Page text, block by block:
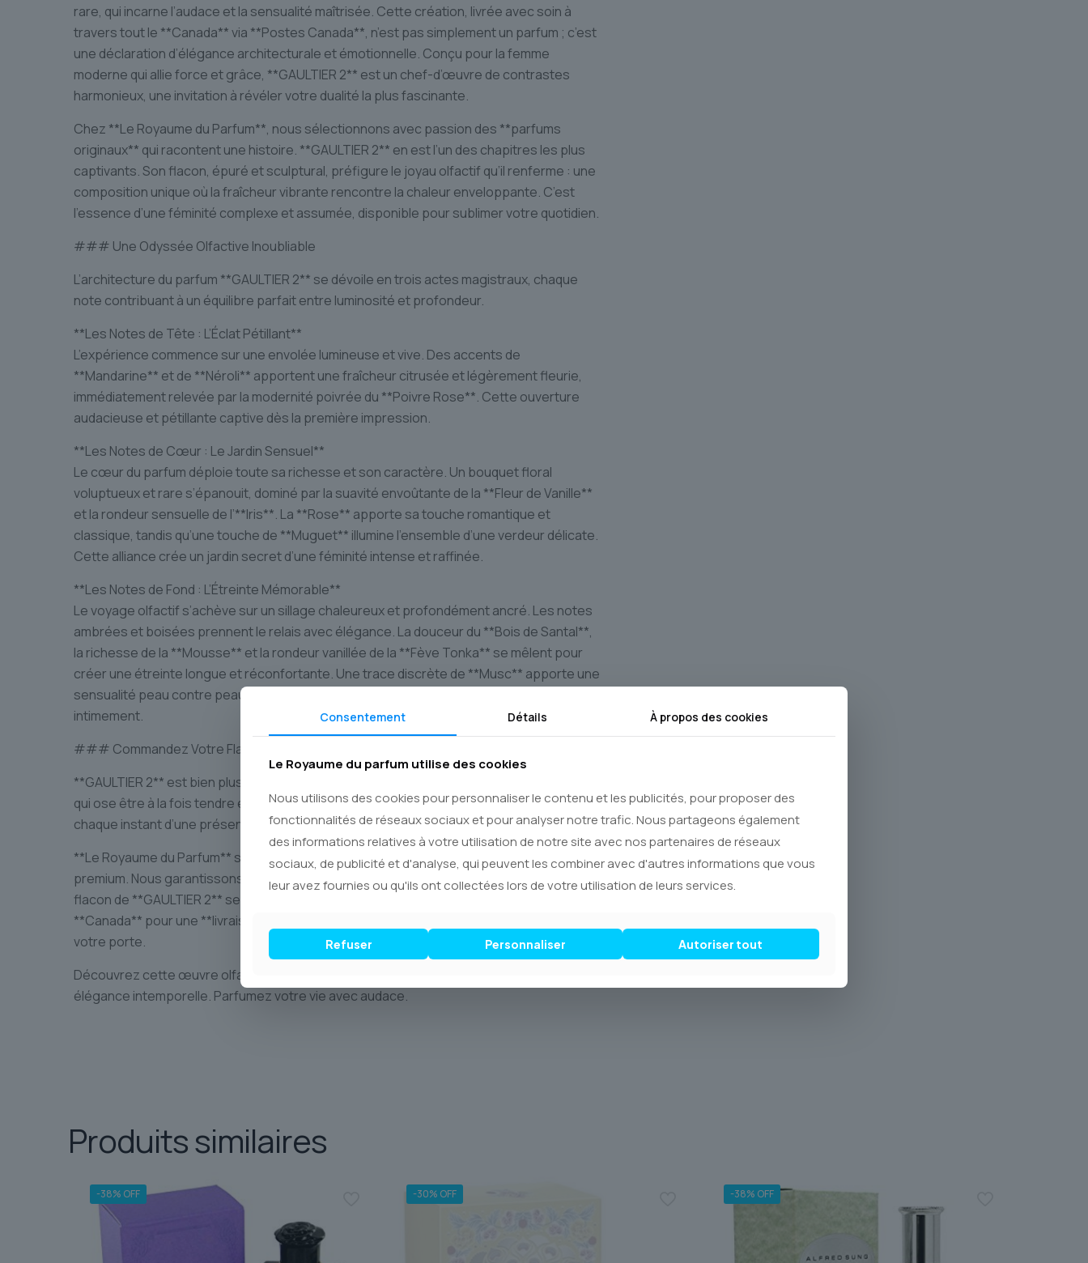
rare, qui incarne l’audace et la sensualité maîtrisée. Cette création, livrée avec soin à
travers tout le **Canada** via **Postes Canada**, n’est pas simplement un parfum ; c’est
une déclaration d’élégance architecturale et émotionnelle. Conçu pour la femme
moderne qui allie force et grâce, **GAULTIER 2** est un chef-d’œuvre de contrastes
harmonieux, une invitation à révéler votre dualité la plus fascinante.
Chez **Le Royaume du Parfum**, nous sélectionnons avec passion des **parfums
originaux** qui racontent une histoire. **GAULTIER 2** en est l’un des chapitres les plus
captivants. Son flacon, épuré et sculptural, préfigure le joyau olfactif qu’il renferme : une
composition unique où la fraîcheur vibrante rencontre la chaleur enveloppante. C’est
l’essence d’une féminité complexe et assumée, disponible pour sublimer votre quotidien.
### Une Odyssée Olfactive Inoubliable
L’architecture du parfum **GAULTIER 2** se dévoile en trois actes magistraux, chaque
note contribuant à un équilibre parfait entre luminosité et profondeur.
**Les Notes de Tête : L’Éclat Pétillant**
L’expérience commence sur une envolée lumineuse et vive. Des accents de
**Mandarine** et de **Néroli** apportent une fraîcheur citrusée et légèrement fleurie,
immédiatement relevée par la modernité poivrée du **Poivre Rose**. Cette ouverture
audacieuse et pétillante captive dès la première impression.
**Les Notes de Cœur : Le Jardin Sensuel**
Le cœur du parfum déploie toute sa richesse et son caractère. Un bouquet floral
voluptueux et rare s’épanouit, dominé par la suavité envoûtante de la **Fleur de Vanille**
et la rondeur sensuelle de l’**Iris**. La **Rose** apporte sa touche romantique et
classique, tandis qu’une touche de **Muguet** illumine l’ensemble d’une verdeur délicate.
Cette alliance crée un jardin secret d’une féminité intense et raffinée.
**Les Notes de Fond : L’Étreinte Mémorable**
Le voyage olfactif s’achève sur un sillage chaleureux et profondément ancré. Les notes
ambrées et boisées prennent le relais avec élégance. La douceur du **Bois de Santal**,
la richesse de la **Mousse** et la rondeur vanillée de la **Fève Tonka** se mêlent pour
créer une étreinte longue et réconfortante. Une trace discrète de **Musc** apporte une
sensualité peau contre peau, faisant de **GAULTIER 2** un parfum qui vous appartient
intimement.
### Commandez Votre Flacon Iconique
**GAULTIER 2** est bien plus qu’une fragrance ; c’est un accessoire d’âme pour la femme
qui ose être à la fois tendre et puissante. Idéal pour porter du jour au soir, il sublime
chaque instant d’une présence remarquable et élégante.
**Le Royaume du Parfum** s’engage à vous offrir une expérience d’achat sécurisée et
premium. Nous garantissons l’authenticité de tous nos **parfums originaux**. Votre
flacon de **GAULTIER 2** sera emballé avec le plus grand soin et expédié depuis le
**Canada** pour une **livraison fiable et suivie par Postes Canada**, directement à
votre porte.
Découvrez cette œuvre olfactive et laissez **GAULTIER 2** sculpter votre aura d’une
élégance intemporelle. Parfumez votre vie avec audace.
Produits similaires
-38% OFF -30% OFF -38% OFF
Consentement Détails À propos des cookies
Le Royaume du parfum utilise des cookies
Nous utilisons des cookies pour personnaliser le contenu et les publicités, pour proposer des
fonctionnalités de réseaux sociaux et pour analyser notre trafic. Nous partageons également
des informations relatives à votre utilisation de notre site avec nos partenaires de réseaux
sociaux, de publicité et d'analyse, qui peuvent les combiner avec d'autres informations que vous
leur avez fournies ou qu'ils ont collectées lors de votre utilisation de leurs services.
Refuser Personnaliser Autoriser tout